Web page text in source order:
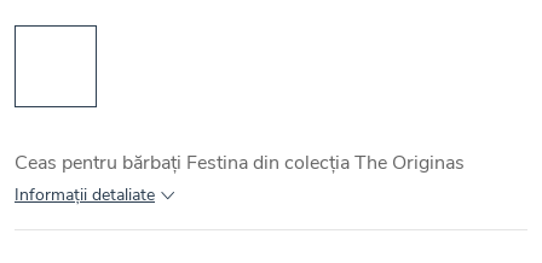
Ceas pentru bărbați Festina din colecția The Originas
Informaţii detaliate